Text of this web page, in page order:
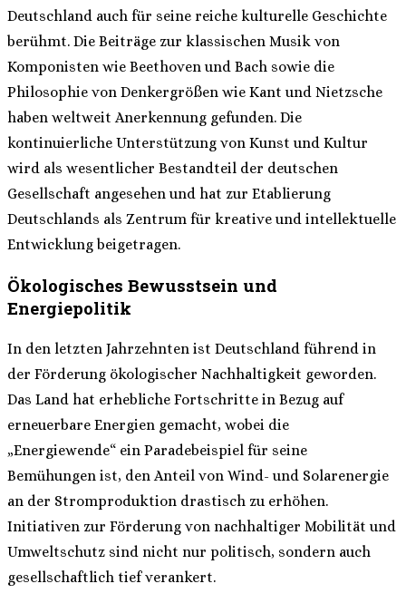
Deutschland auch für seine reiche kulturelle Geschichte
berühmt. Die Beiträge zur klassischen Musik von
Komponisten wie Beethoven und Bach sowie die
Philosophie von Denkergrößen wie Kant und Nietzsche
haben weltweit Anerkennung gefunden. Die
kontinuierliche Unterstützung von Kunst und Kultur
wird als wesentlicher Bestandteil der deutschen
Gesellschaft angesehen und hat zur Etablierung
Deutschlands als Zentrum für kreative und intellektuelle
Entwicklung beigetragen.
Ökologisches Bewusstsein und
Energiepolitik
In den letzten Jahrzehnten ist Deutschland führend in
der Förderung ökologischer Nachhaltigkeit geworden.
Das Land hat erhebliche Fortschritte in Bezug auf
erneuerbare Energien gemacht, wobei die
„Energiewende“ ein Paradebeispiel für seine
Bemühungen ist, den Anteil von Wind- und Solarenergie
an der Stromproduktion drastisch zu erhöhen.
Initiativen zur Förderung von nachhaltiger Mobilität und
Umweltschutz sind nicht nur politisch, sondern auch
gesellschaftlich tief verankert.